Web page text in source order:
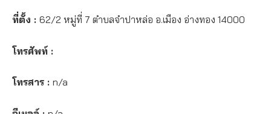
ที่ตั้ง : 62/2 หมู่ที่ 7 ตำบลจำปาหล่อ อ.เมือง อ่างทอง 14000
โทรศัพท์ :
โทรสาร : n/a